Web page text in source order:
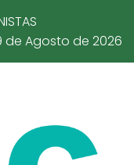
de Agosto de 2026